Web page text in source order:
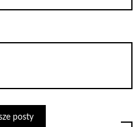
posty